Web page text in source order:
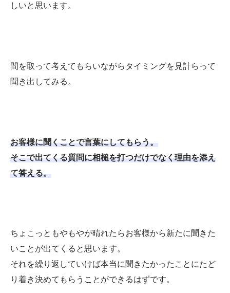
しいと思います。
間を取って考えてもらいながらタイミングを見計らって
聞き出してみる。
お客様に聞くことで言葉にしてもらう。
そこで出てくる質問に相槌を打つだけでなく理由を添え
て答える。
ちょこっともやもやが晴れたらお客様から新たに聞きた
いことが出てくると思います。
それを繰り返していけば本当に聞きたかったことにたど
り着き決めてもらうことができるはずです。